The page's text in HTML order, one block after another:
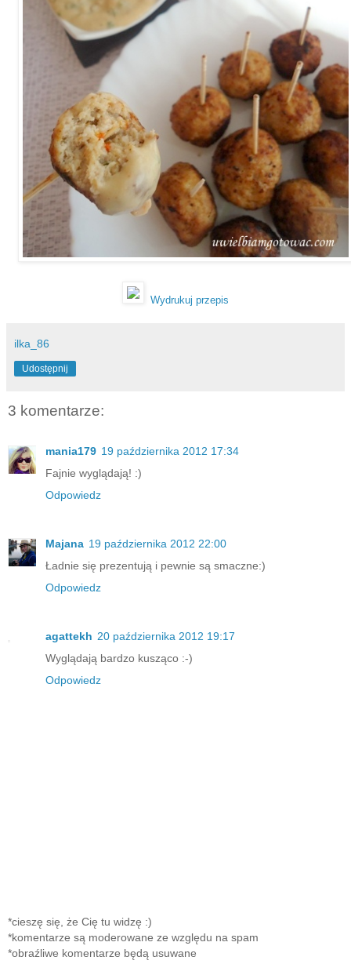
Wydrukuj przepis
ilka_86
Udostępnij
3 komentarze:
mania179 19 października 2012 17:34
Fajnie wyglądają! :)
Odpowiedz
Majana 19 października 2012 22:00
Ładnie się prezentują i pewnie są smaczne:)
Odpowiedz
agattekh 20 października 2012 19:17
Wyglądają bardzo kusząco :-)
Odpowiedz
*cieszę się, że Cię tu widzę :)
*komentarze są moderowane ze względu na spam
*obraźliwe komentarze będą usuwane